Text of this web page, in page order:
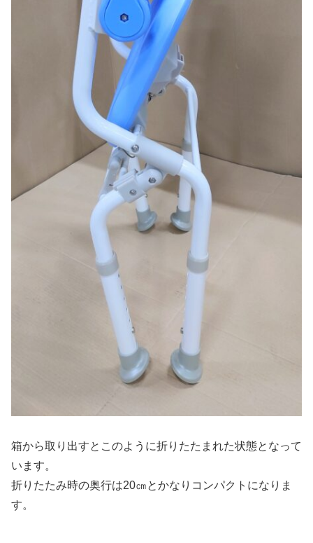
箱から取り出すとこのように折りたたまれた状態となって
います。
折りたたみ時の奥行は20㎝とかなりコンパクトになりま
す。